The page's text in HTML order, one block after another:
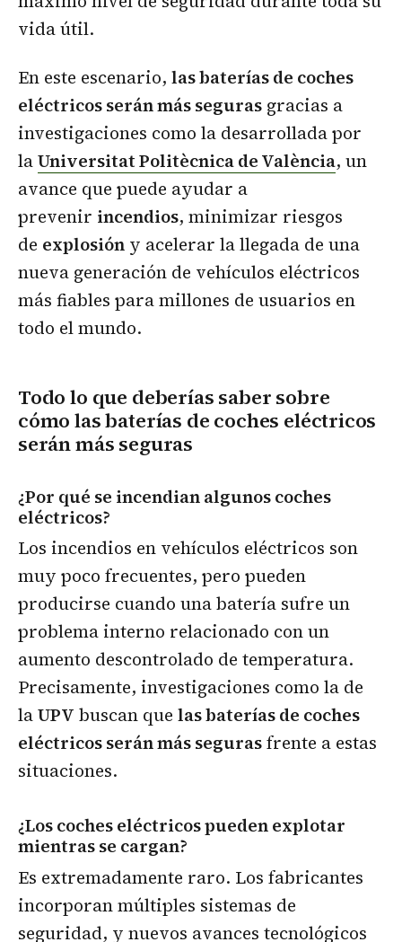
vida útil.
En este escenario, las baterías de coches
eléctricos serán más seguras gracias a
investigaciones como la desarrollada por
laUniversitat Politècnica de València, un
avance que puede ayudar a
prevenir incendios, minimizar riesgos
de explosión y acelerar la llegada de una
nueva generación de vehículos eléctricos
más fiables para millones de usuarios en
todo el mundo.
Todo lo que deberías saber sobre
cómo las baterías de coches eléctricos
serán más seguras
¿Por qué se incendian algunos coches
eléctricos?
Los incendios en vehículos eléctricos son
muy poco frecuentes, pero pueden
producirse cuando una batería sufre un
problema interno relacionado con un
aumento descontrolado de temperatura.
Precisamente, investigaciones como la de
laUPV buscan que las baterías de coches
eléctricos serán más segurasfrente a estas
situaciones.
¿Los coches eléctricos pueden explotar
mientras se cargan?
Es extremadamente raro. Los fabricantes
incorporan múltiples sistemas de
seguridad, y nuevos avances tecnológicos